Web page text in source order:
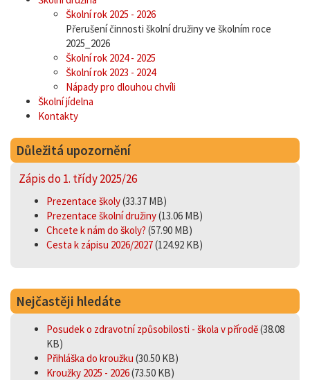
Školní rok 2025 - 2026
Přerušení činnosti školní družiny ve školním roce
2025_2026
Školní rok 2024 - 2025
Školní rok 2023 - 2024
Nápady pro dlouhou chvíli
Školní jídelna
Kontakty
Důležitá upozornění
Zápis do 1. třídy 2025/26
Prezentace školy(33.37 MB)
Prezentace školní družiny(13.06 MB)
Chcete k nám do školy? (57.90 MB)
Cesta k zápisu 2026/2027(124.92 KB)
Nejčastěji hledáte
Posudek o zdravotní způsobilosti - škola v přírodě(38.08
KB)
Přihláška do kroužku (30.50 KB)
Kroužky 2025 - 2026(73.50 KB)